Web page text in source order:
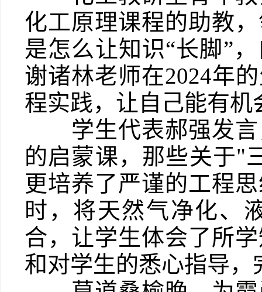
化工原理课程的助教
是怎么让知识“长脚”
谢诸林老师在2024年
程实践，让自己能有
学生代表郝强发言
的启蒙课，那些关于"
更培养了严谨的工程
时，将天然气净化、
合，让学生体会了所
和对学生的悉心指导